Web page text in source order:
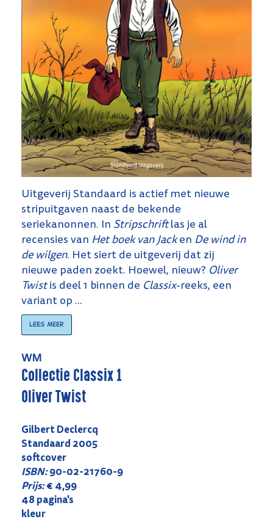
Uitgeverij Standaard is actief met nieuwe
stripuitgaven naast de bekende
seriekanonnen. In Stripschriftlas je al
recensies van Het boek van Jacken De wind in
de wilgen. Het siert de uitgeverij dat zij
nieuwe paden zoekt. Hoewel, nieuw? Oliver
Twistis deel 1 binnen de Classix-reeks, een
variant op ...
Lees meer
WM
Collectie Classix 1
Oliver Twist
Gilbert Declercq
Standaard 2005
softcover
ISBN:90-02-21760-9
Prijs:€ 4,99
48 pagina's
kleur